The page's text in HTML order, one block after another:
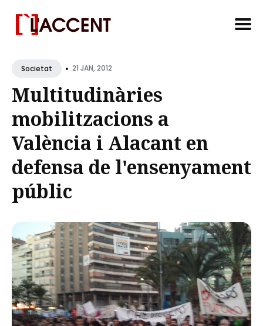
forSocietat • 21 JAN, 2012
Multitudinàries
mobilitzacions a
València i Alacant en
defensa de l'ensenyament
públic